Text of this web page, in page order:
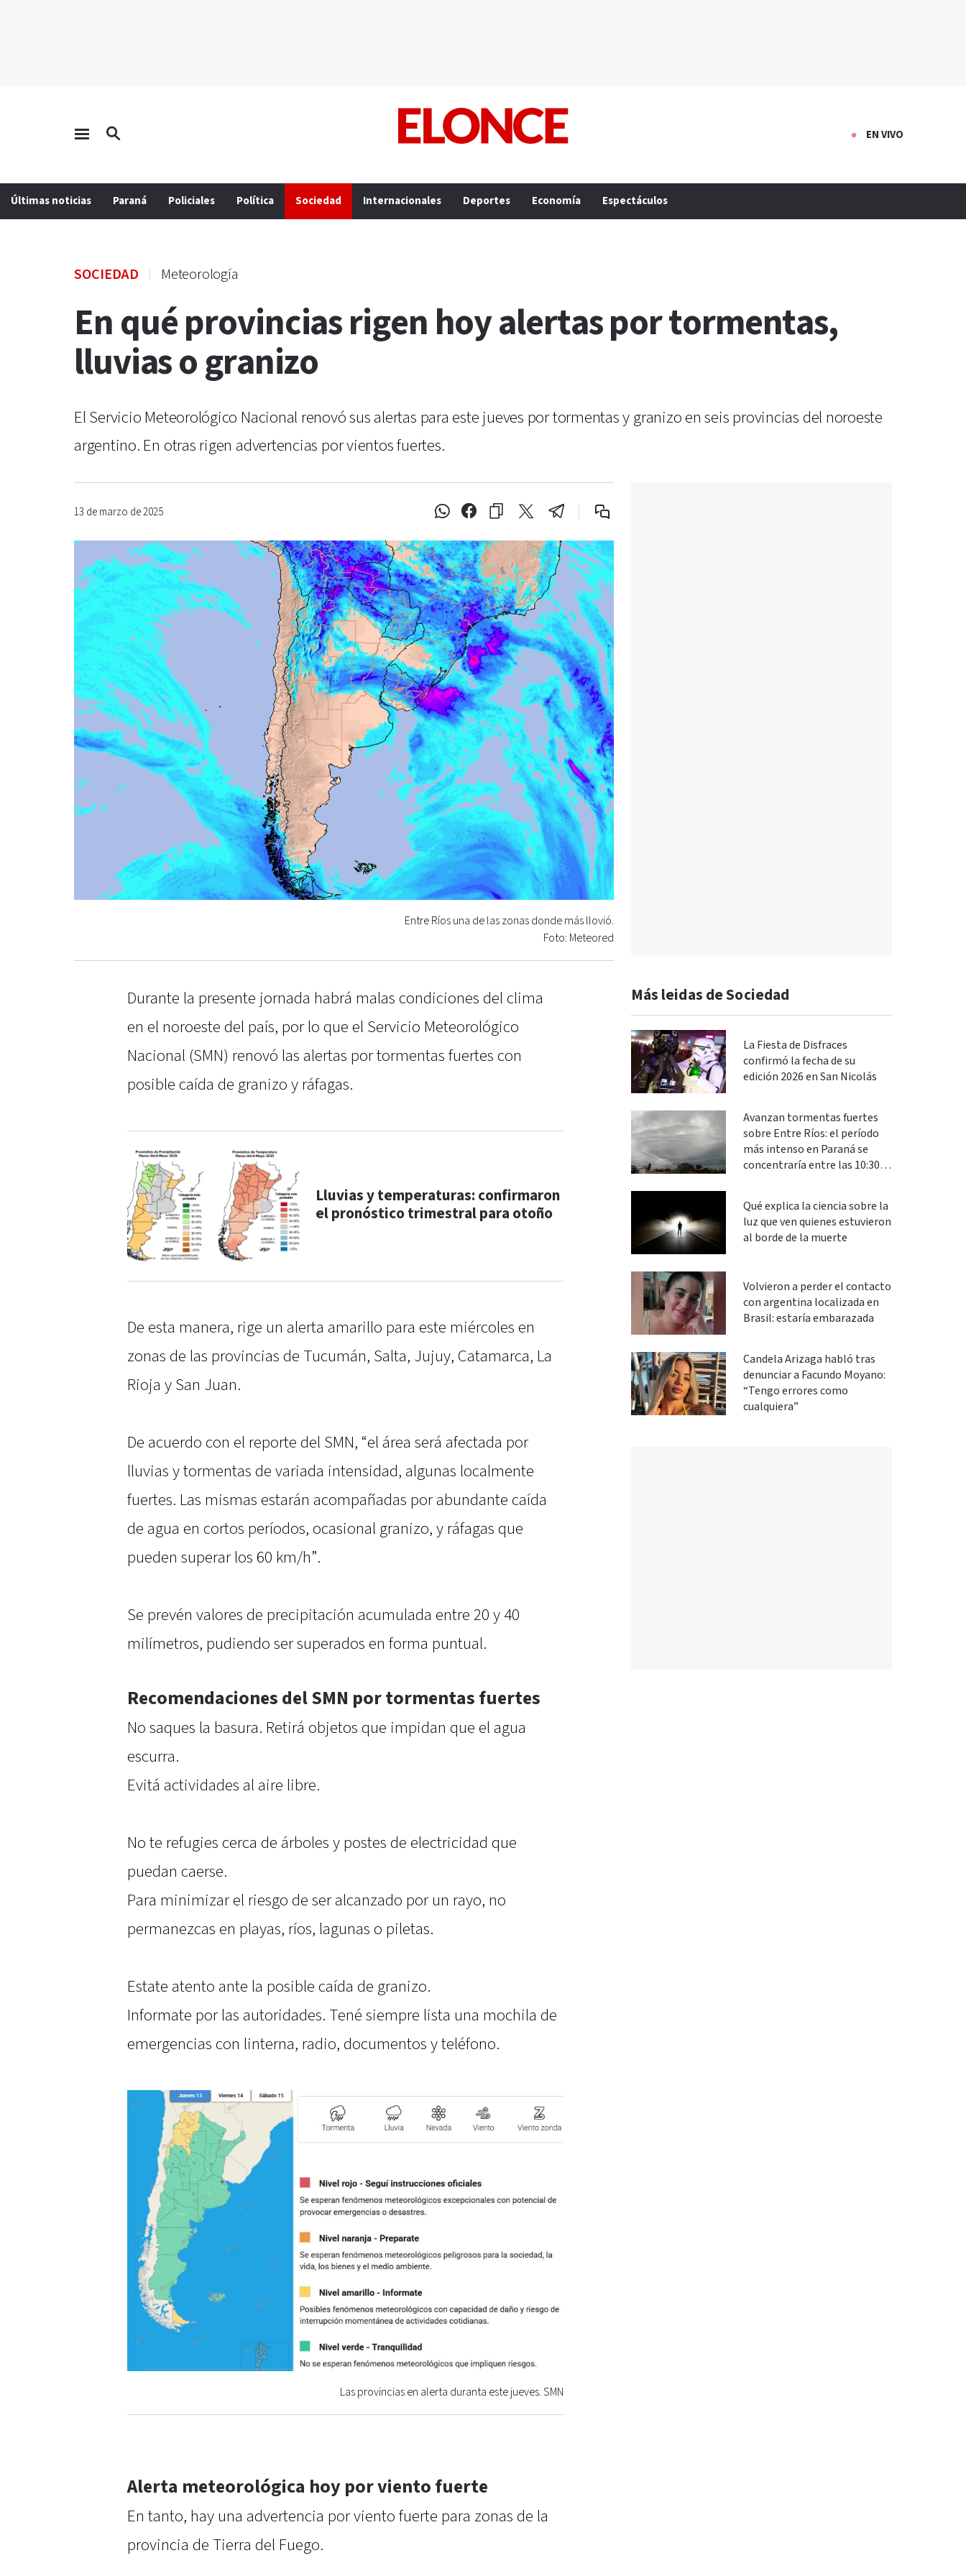
EN VIVO
Últimas noticias Paraná Policiales Política Sociedad Internacionales Deportes Economía Espectáculos
SOCIEDAD Meteorología
En qué provincias rigen hoy alertas por tormentas,
lluvias o granizo
El Servicio Meteorológico Nacional renovó sus alertas para este jueves por tormentas y granizo en seis provincias del noroeste
argentino. En otras rigen advertencias por vientos fuertes.
13 de marzo de 2025
Entre Ríos una de las zonas donde más llovió.
Foto: Meteored
Durante la presente jornada habrá malas condiciones del clima
en el noroeste del país, por lo que el Servicio Meteorológico
Nacional (SMN) renovó las alertas por tormentas fuertes con
posible caída de granizo y ráfagas.
Lluvias y temperaturas: confirmaron
el pronóstico trimestral para otoño
De esta manera, rige un alerta amarillo para este miércoles en
zonas de las provincias de Tucumán, Salta, Jujuy, Catamarca, La
Rioja y San Juan.
De acuerdo con el reporte del SMN, “el área será afectada por
lluvias y tormentas de variada intensidad, algunas localmente
fuertes. Las mismas estarán acompañadas por abundante caída
de agua en cortos períodos, ocasional granizo, y ráfagas que
pueden superar los 60 km/h”.
Se prevén valores de precipitación acumulada entre 20 y 40
milímetros, pudiendo ser superados en forma puntual.
Recomendaciones del SMN por tormentas fuertes
No saques la basura. Retirá objetos que impidan que el agua
escurra.
Evitá actividades al aire libre.
No te refugies cerca de árboles y postes de electricidad que
puedan caerse.
Para minimizar el riesgo de ser alcanzado por un rayo, no
permanezcas en playas, ríos, lagunas o piletas.
Estate atento ante la posible caída de granizo.
Informate por las autoridades. Tené siempre lista una mochila de
emergencias con linterna, radio, documentos y teléfono.
Las provincias en alerta duranta este jueves. SMN
Alerta meteorológica hoy por viento fuerte
En tanto, hay una advertencia por viento fuerte para zonas de la
provincia de Tierra del Fuego.
Más leidas de Sociedad
La Fiesta de Disfraces
confirmó la fecha de su
edición 2026 en San Nicolás
Avanzan tormentas fuertes
sobre Entre Ríos: el período
más intenso en Paraná se
concentraría entre las 10:30 y
Qué explica la ciencia sobre la
luz que ven quienes estuvieron
al borde de la muerte
Volvieron a perder el contacto
con argentina localizada en
Brasil: estaría embarazada
Candela Arizaga habló tras
denunciar a Facundo Moyano:
“Tengo errores como
cualquiera”